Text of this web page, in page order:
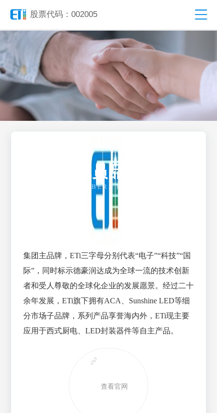
股票代码：002005
成员品牌
MEMBERS BRAND
集团主品牌，ETi三字母分别代表“电子”“科技”“国
际”，同时标示德豪润达成为全球一流的技术创新
者和受人尊敬的全球化企业的发展愿景。经过二十
余年发展，ETi旗下拥有ACA、Sunshine LED等细
分市场子品牌，系列产品享誉海内外，ETi现主要
应用于西式厨电、LED封装器件等自主产品。
查看官网